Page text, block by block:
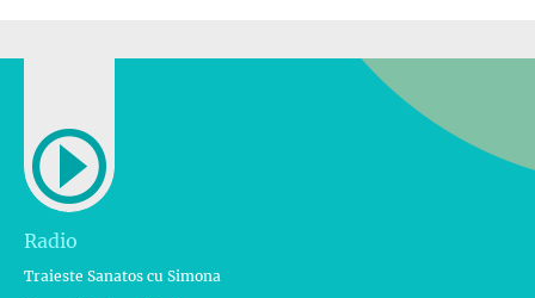
Radio
Traieste Sanatos cu Simona